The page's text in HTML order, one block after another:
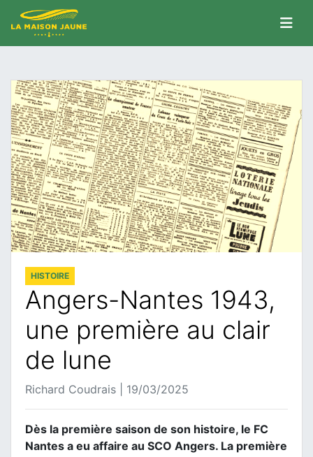
HISTOIRE
Angers-Nantes 1943,
une première au clair
de lune
Richard Coudrais | 19/03/2025
Dès la première saison de son histoire, le FC
Nantes a eu affaire au SCO Angers. La première